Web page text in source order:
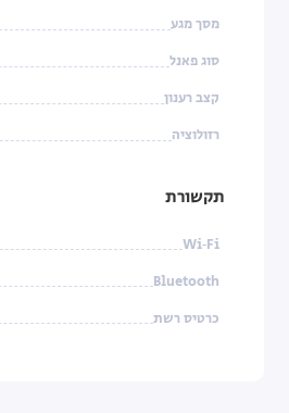
מסך מגע
סוג פאנל
קצב רענון
רזולוציה
תקשורת
Wi‑Fi
Bluetooth
כרטיס רשת